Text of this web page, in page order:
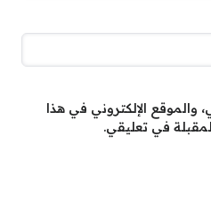
والموقع الإلكتروني في هذا
في تعليقي.